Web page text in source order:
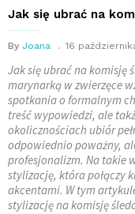
Jak się ubrać na
By Joana 16
Jak się ubrać na komisję
marynarką w zwierzęce
spotkania o formalnym
treść wypowiedzi, ale
okolicznościach ubiór
odpowiednio poważny,
profesjonalizm. Na takie
stylizację, która połączy
akcentami. W tym
stylizację na komisję